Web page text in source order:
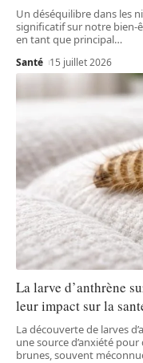
Un déséquilibre dans les
significatif sur notre bien-
en tant que principal…
Santé 15 juillet 2026
La larve d’anthrène
leur impact sur la
La découverte de larves
une source d’anxiété
brunes, souvent